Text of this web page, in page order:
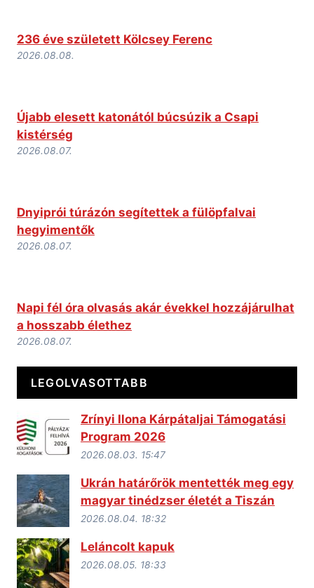
236 éve született Kölcsey Ferenc
2026.08.08.
Újabb elesett katonától búcsúzik a Csapi
kistérség
2026.08.07.
Dnyiprói túrázón segítettek a fülöpfalvai
hegyimentők
2026.08.07.
Napi fél óra olvasás akár évekkel hozzájárulhat
a hosszabb élethez
2026.08.07.
LEGOLVASOTTABB
Zrínyi Ilona Kárpátaljai Támogatási
Program 2026
2026.08.03. 15:47
Ukrán határőrök mentették meg egy
magyar tinédzser életét a Tiszán
2026.08.04. 18:32
Leláncolt kapuk
2026.08.05. 18:33